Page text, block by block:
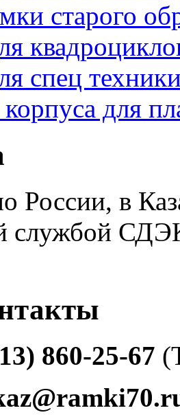
старого
спец
для
России, в
службой
860-25-67